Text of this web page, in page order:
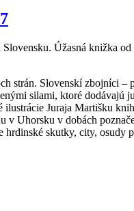
Úžasná knižka
strán. Slovenskí
silami, ktoré dodávajú
Juraja Martišku
v Uhorsku v dobách
skutky, city,